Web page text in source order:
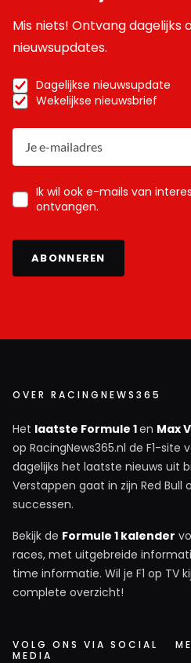
Mis niets! Ontvang dagelijks
nieuwsupdates.
Dagelijkse nieuwsupdate
Wekelijkse nieuwsbrief
Ik wil ook e-mails van
ontvangen.
ABONNEREN
OVER RACINGNEWS365
Het laatste Formule 1en Max
op RacingNews365.nl de F1-site
dagelijks het laatste nieuws uit
Verstappen gaat in zijn Red Bull
successen.
Bekijk de Formule 1 kalender
races, met uitgebreide
time informatie. Wil je F1 op TV
complete overzicht!
VOLG ONS VIA SOCIAL
MEDIA